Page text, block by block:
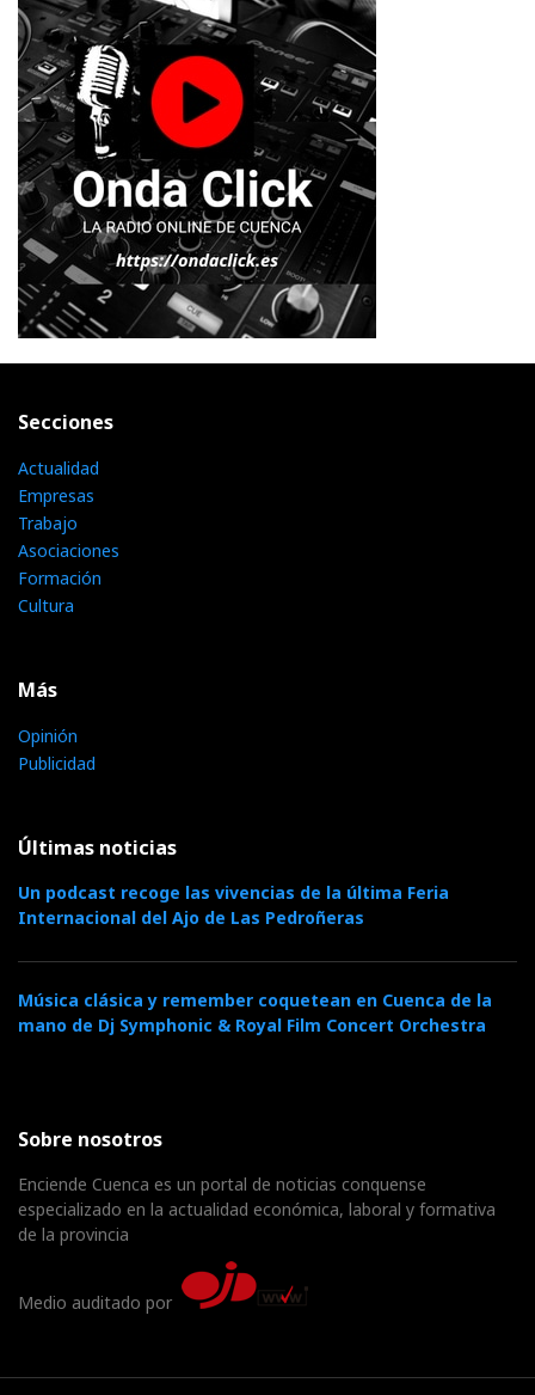
Secciones
Actualidad
Empresas
Trabajo
Asociaciones
Formación
Cultura
Más
Opinión
Publicidad
Últimas noticias
Un podcast recoge las vivencias de la última Feria
Internacional del Ajo de Las Pedroñeras
Música clásica y remember coquetean en Cuenca de la
mano de Dj Symphonic & Royal Film Concert Orchestra
Sobre nosotros
Enciende Cuenca es un portal de noticias conquense
especializado en la actualidad económica, laboral y formativa
de la provincia
Medio auditado por